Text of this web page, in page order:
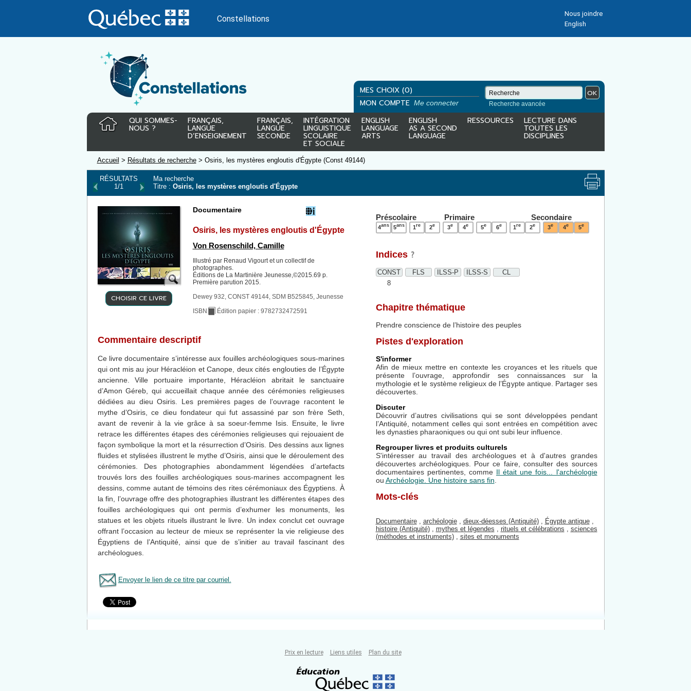
au
contenu
Constellations
Nous joindre
English
MES CHOIX (0)
MON COMPTEMe connecter
OK
Recherche avancée
QUI SOMMES-
NOUS ?
FRANÇAIS,
LANGUE
D’ENSEIGNEMENT
FRANÇAIS,
LANGUE
SECONDE
INTÉGRATION
LINGUISTIQUE
SCOLAIRE
ET SOCIALE
ENGLISH
LANGUAGE
ARTS
ENGLISH
AS A SECOND
LANGUAGE
RESSOURCES LECTURE DANS
TOUTES LES
DISCIPLINES
Accueil > Résultats de recherche> Osiris, les mystères engloutis d'Égypte (Const 49144)
RÉSULTATS
1/1
Ma recherche
Titre : Osiris, les mystères engloutis d'Égypte
CHOISIR CE LIVRE
Documentaire
Osiris, les mystères engloutis d'Égypte
Von Rosenschild, Camille
Illustré par Renaud Vigourt et un collectif de
photographes.
Éditions de La Martinière Jeunesse,©2015.69 p.
Première parution 2015.
Dewey 932, CONST 49144, SDM B525845, Jeunesse
ISBN Édition papier : 9782732472591
Préscolaire Primaire Secondaire
4ans 5ans 1re 2e 3e 4e 5e 6e 1re 2e 3e 4e 5e
Indices
CONST FLS ILSS-P ILSS-S
CL
8
Chapitre thématique
Prendre conscience de l’histoire des peuples
Pistes d'exploration
S'informer
Afin de mieux mettre en contexte les croyances et les rituels que
présente l’ouvrage, approfondir ses connaissances sur la
mythologie et le système religieux de l’Égypte antique. Partager ses
découvertes.
Discuter
Découvrir d’autres civilisations qui se sont développées pendant
l’Antiquité, notamment celles qui sont entrées en compétition avec
les dynasties pharaoniques ou qui ont subi leur influence.
Regrouper livres et produits culturels
S'intéresser au travail des archéologues et à d'autres grandes
découvertes archéologiques. Pour ce faire, consulter des sources
documentaires pertinentes, comme Il était une fois... l'archéologie
ou Archéologie. Une histoire sans fin
Mots-clés
Documentaire, archéologie, dieux-déesses (Antiquité), Égypte antique,
histoire (Antiquité), mythes et légendes , rituels et célébrations , sciences
(méthodes et instruments), sites et monuments
Commentaire descriptif
Ce livre documentaire s’intéresse aux fouilles archéologiques sous-marines
qui ont mis au jour Héracléion et Canope, deux cités englouties de l’Égypte
ancienne. Ville portuaire importante, Héracléion abritait le sanctuaire
d’Amon Géreb, qui accueillait chaque année des cérémonies religieuses
dédiées au dieu Osiris. Les premières pages de l’ouvrage racontent le
mythe d’Osiris, ce dieu fondateur qui fut assassiné par son frère Seth,
avant de revenir à la vie grâce à sa soeur-femme Isis. Ensuite, le livre
retrace les différentes étapes des cérémonies religieuses qui rejouaient de
façon symbolique la mort et la résurrection d’Osiris. Des dessins aux lignes
fluides et stylisées illustrent le mythe d’Osiris, ainsi que le déroulement des
cérémonies. Des photographies abondamment légendées d’artefacts
trouvés lors des fouilles archéologiques sous-marines accompagnent les
dessins, comme autant de témoins des rites cérémoniaux des Égyptiens. À
la fin, l’ouvrage offre des photographies illustrant les différentes étapes des
fouilles archéologiques qui ont permis d’exhumer les monuments, les
statues et les objets rituels illustrant le livre. Un index conclut cet ouvrage
offrant l’occasion au lecteur de mieux se représenter la vie religieuse des
Égyptiens de l’Antiquité, ainsi que de s’initier au travail fascinant des
archéologues.
Envoyer le lien de ce titre par courriel.
Prix en lecture Liens utiles Plan du site